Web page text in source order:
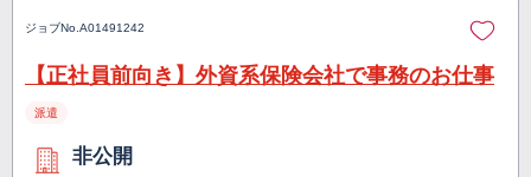
ジョブNo. A01491242
【正社員前向き】外資系保険会社で事務のお仕事
派遣
非公開